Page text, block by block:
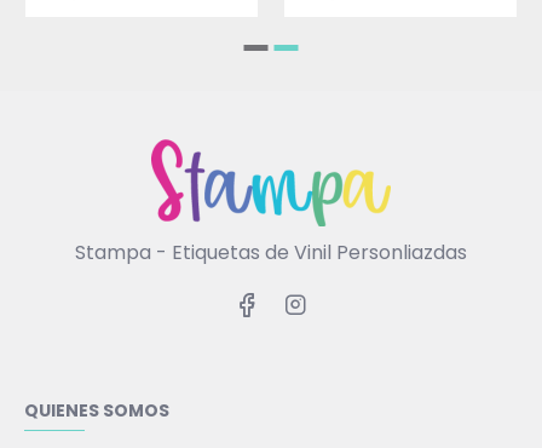
Stampa - Etiquetas de Vinil Personliazdas
QUIENES SOMOS